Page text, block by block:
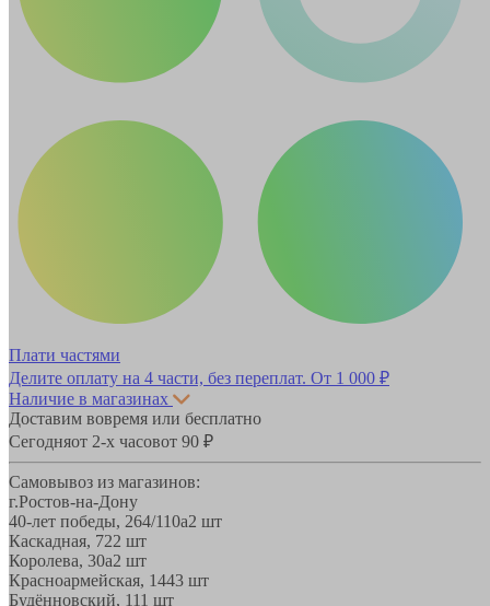
Плати частями
Делите оплату на 4 части, без переплат. От 1 000 ₽
Наличие в магазинах
Доставим вовремя или бесплатно
Сегодняот 2-х часовот 90 ₽
Самовывоз из магазинов:
г.Ростов-на-Дону
40-лет победы, 264/110а2 шт
Каскадная, 722 шт
Королева, 30а2 шт
Красноармейская, 1443 шт
Будённовский, 111 шт